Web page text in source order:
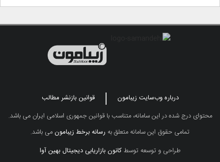
درباره وب‌سایت زیبامون
قوانین بازنشر مطالب
محتوای درج شده در این سامانه، متناسب با قوانین جمهوری اسلامی ایران می باشد.
تمامی حقوق این سامانه متعلق به رسانه برخط زیبامونمی باشد.
طراحی و توسعه توسطکانون بازاریابی دیجیتال بهین آوا